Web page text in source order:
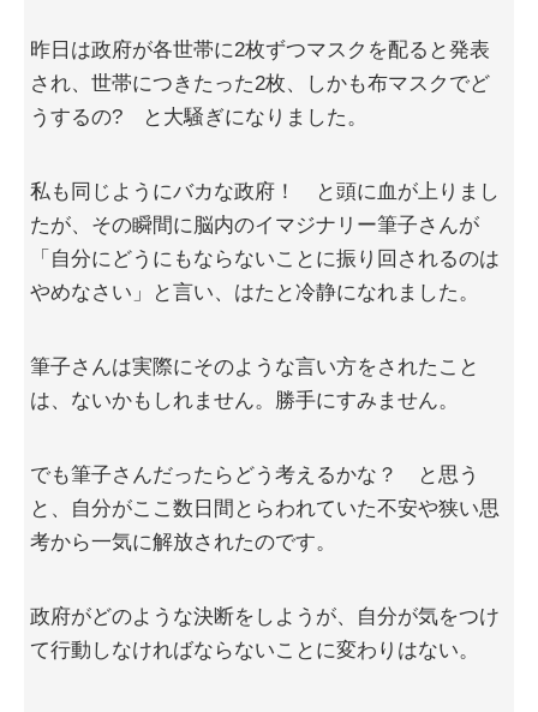
昨日は政府が各世帯に2枚ずつマスクを配ると発表
され、世帯につきたった2枚、しかも布マスクでど
うするの? と大騒ぎになりました。
私も同じようにバカな政府！ と頭に血が上りまし
たが、その瞬間に脳内のイマジナリー筆子さんが
「自分にどうにもならないことに振り回されるのは
やめなさい」と言い、はたと冷静になれました。
筆子さんは実際にそのような言い方をされたこと
は、ないかもしれません。勝手にすみません。
でも筆子さんだったらどう考えるかな？ と思う
と、自分がここ数日間とらわれていた不安や狭い思
考から一気に解放されたのです。
政府がどのような決断をしようが、自分が気をつけ
て行動しなければならないことに変わりはない。